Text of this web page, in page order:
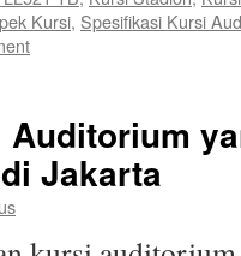
Kursi, Spesifikasi Kursi
Jakarta